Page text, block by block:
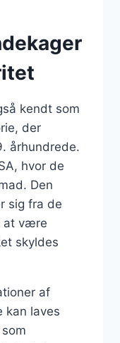
kendt som
der
århundrede.
hvor de
Den
sig fra de
at være
skyldes
af
kan laves